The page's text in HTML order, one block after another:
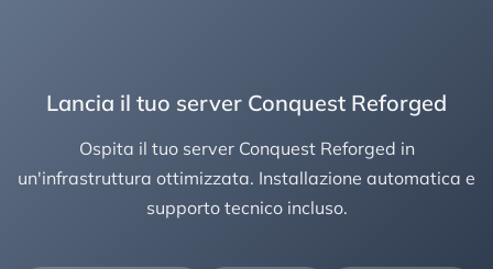
Lancia il tuo server Conquest Reforged
Ospita il tuo server Conquest Reforged in
un'infrastruttura ottimizzata. Installazione automatica e
supporto tecnico incluso.